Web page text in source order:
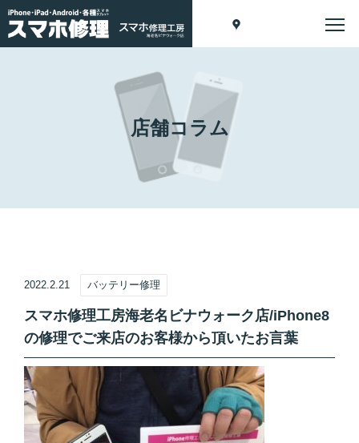
店舗コラム
2022.2.21 バッテリー修理
スマホ修理工房海老名ビナウォーク店/iPhone8
の修理でご来店のお客様から頂いたお言葉